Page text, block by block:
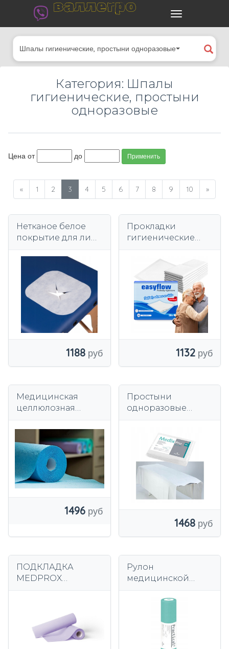
валлегро
Шпалы гигиенические, простыни одноразовые
Категория: Шпалы
гигиенические, простыни
одноразовые
Цена от до Применить
« 1 2 3 4 5 6 7 8 9 10 »
Нетканое белое
покрытие для лица
стола 100 шт.
1188
Прокладки
гигиенические
30 шт. Абсорбент
Для пожилых
людей и детей
1132
Медицинская
целлюлозная
1496
Простыни
одноразовые
подкладке 54г
MedixPro 5шт
1468
ПОДКЛАДКА
MEDPROX
ФОЛЬГИРОВАННА
Рулон
медицинской
Практичный 70х50